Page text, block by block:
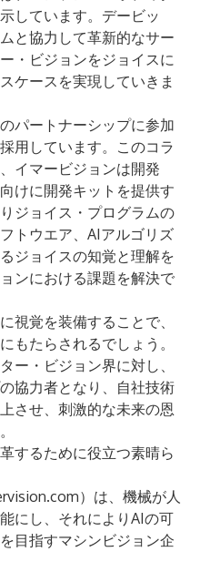
しています。デービッ
と協力して革新的なサー
・ビジョンをジョイスに
ケースを実現していきま
パートナーシップに参加
用しています。このコラ
イマービジョンは開発
けに開発キットを提供す
ジョイス・プログラムの
トウエア、AIアルゴリズ
ジョイスの知覚と理解を
ンにおける課題を解決で
視覚を装備することで、
もたらされるでしょう。
ー・ビジョン界に対し、
協力者となり、自社技術
させ、刺激的な未来の恩
するために役立つ素晴ら
）は、機械が人
にし、それによりAIの可
目指すマシンビジョン企